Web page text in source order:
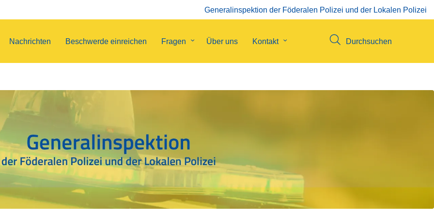
Generalinspektion der Föderalen Polizei und der Lokalen Polizei
Nachrichten Beschwerde einreichen Fragen
Untermenü
Fragen
Über uns Kontakt
Untermenü
Kontakt
Durchsuchen